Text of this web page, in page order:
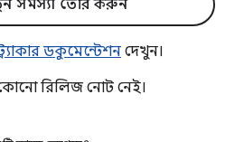
সমস্যা তৈরি করুন
ডকুমেন্টেশন দেখুন।
রিলিজ নোট নেই।